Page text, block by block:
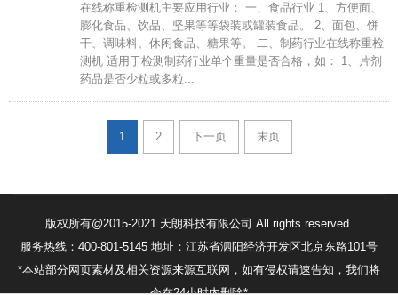
在线称重检测机主要应用行业： 一、食品行业 1、方便面、
膨化食品、饮品、坚果等等袋装或罐装食品。 2、面包、饼
干、调味料、休闲食品、糖果等。 二、制药行业在线称重检
测机 适用于检测制药行业单个重量是否合格，如： 1、片剂
药品是否少粒或多粒...
1 2 下一页 末页
版权所有@2015-2021 天朗科技有限公司 All rights reserved.
服务热线：400-801-5145 地址：江苏省泗阳经济开发区北京东路101号
*本站部分网页素材及相关资源来源互联网，如有侵权请速告知，我们将